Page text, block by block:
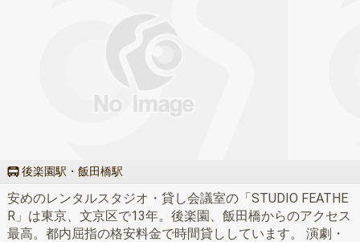
後楽園駅・飯田橋駅
安めのレンタルスタジオ・貸し会議室の「STUDIO FEATHE
R」は東京、文京区で13年。後楽園、飯田橋からのアクセス
最高。都内屈指の格安料金で時間貸ししています。 演劇・